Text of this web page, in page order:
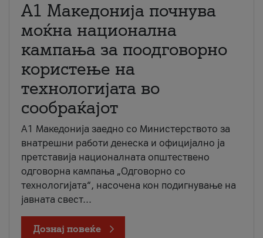
A1 Македонија почнува
моќна национална
кампања за поодговорно
користење на
технологијата во
сообраќајот
A1 Македонија заедно со Министерството за
внатрешни работи денеска и официјално ја
претставија националната општествено
одговорна кампања „Одговорно со
технологијата“, насочена кон подигнување на
јавната свест...
Дознај повеќе